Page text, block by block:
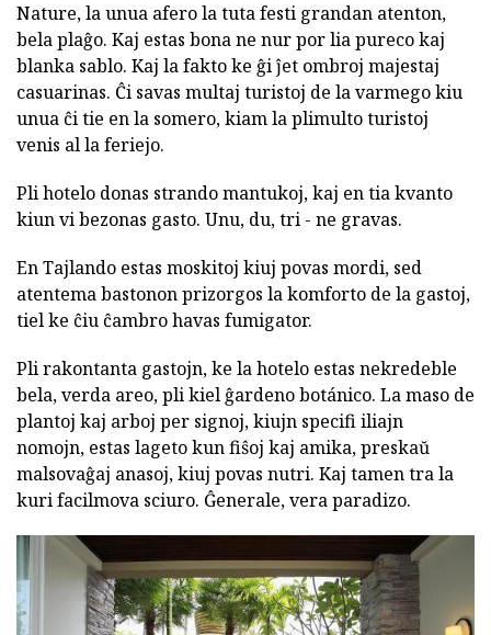
Nature, la unua afero la tuta festi grandan atenton,
bela plaĝo. Kaj estas bona ne nur por lia pureco kaj
blanka sablo. Kaj la fakto ke ĝi ĵet ombroj majestaj
casuarinas. Ĉi savas multaj turistoj de la varmego kiu
unua ĉi tie en la somero, kiam la plimulto turistoj
venis al la feriejo.
Pli hotelo donas strando mantukoj, kaj en tia kvanto
kiun vi bezonas gasto. Unu, du, tri - ne gravas.
En Tajlando estas moskitoj kiuj povas mordi, sed
atentema bastonon prizorgos la komforto de la gastoj,
tiel ke ĉiu ĉambro havas fumigator.
Pli rakontanta gastojn, ke la hotelo estas nekredeble
bela, verda areo, pli kiel ĝardeno botánico. La maso de
plantoj kaj arboj per signoj, kiujn specifi iliajn
nomojn, estas lageto kun fiŝoj kaj amika, preskaŭ
malsovaĝaj anasoj, kiuj povas nutri. Kaj tamen tra la
kuri facilmova sciuro. Ĝenerale, vera paradizo.